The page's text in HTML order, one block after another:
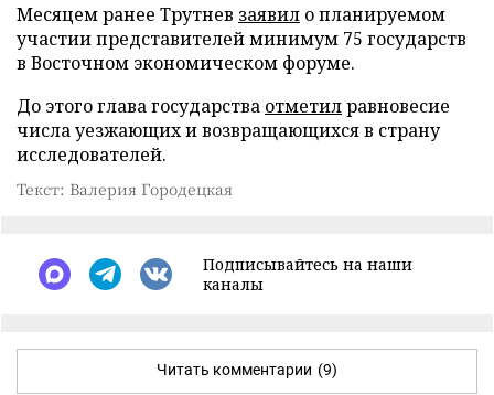
Месяцем ранее Трутнев заявил о планируемом
участии представителей минимум 75 государств
в Восточном экономическом форуме.
До этого глава государства отметилравновесие
числа уезжающих и возвращающихся в страну
исследователей.
Текст: Валерия Городецкая
Подписывайтесь на наши
каналы
Читать комментарии (9)